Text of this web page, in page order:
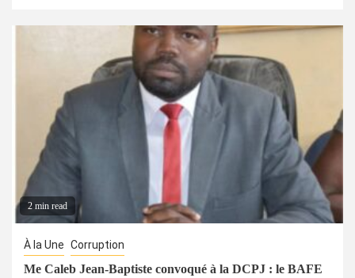
2 min read
À la Une Corruption
Me Caleb Jean-Baptiste convoqué à la DCPJ : le BAFE